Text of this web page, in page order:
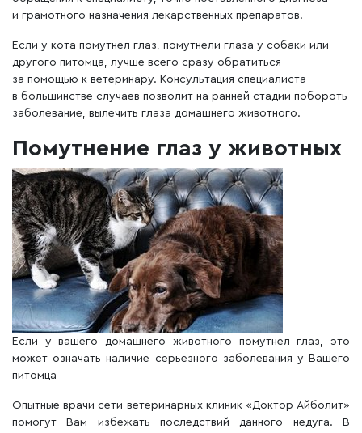
и грамотного назначения лекарственных препаратов.
Если у кота помутнел глаз, помутнели глаза у собаки или
другого питомца, лучше всего сразу обратиться
за помощью к ветеринару. Консультация специалиста
в большинстве случаев позволит на ранней стадии побороть
заболевание, вылечить глаза домашнего животного.
Помутнение глаз у животных
Если у вашего домашнего животного помутнел глаз, это
может означать наличие серьезного заболевания у Вашего
питомца
Опытные врачи сети ветеринарных клиник «Доктор Айболит»
помогут Вам избежать последствий данного недуга. В